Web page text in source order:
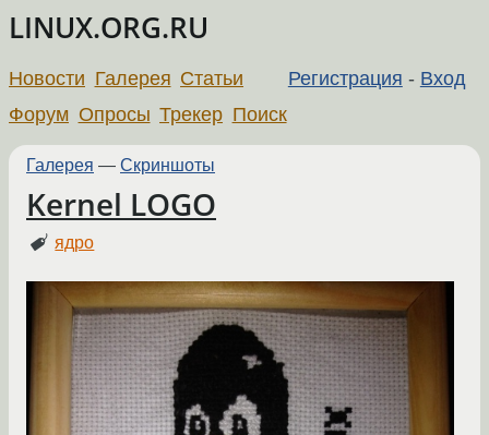
LINUX.ORG.RU
Регистрация - Вход
Новости Галерея Статьи
Форум Опросы Трекер Поиск
Галерея — Скриншоты
Kernel LOGO
ядро